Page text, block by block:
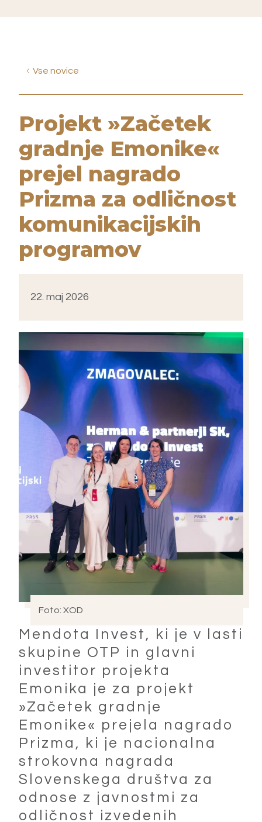
Vse novice
Projekt »Začetek
gradnje Emonike«
prejel nagrado
Prizma za odličnost
komunikacijskih
programov
22. maj 2026
Mendota Invest, ki je v lasti
skupine OTP in glavni
investitor projekta
Emonika je za projekt
»Začetek gradnje
Emonike« prejela nagrado
Prizma, ki je nacionalna
strokovna nagrada
Slovenskega društva za
odnose z javnostmi za
odličnost izvedenih
Foto: XOD